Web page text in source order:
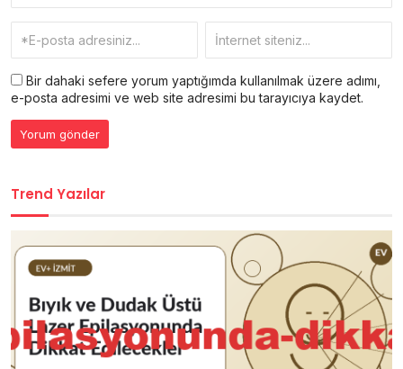
Bir dahaki sefere yorum yaptığımda kullanılmak üzere adımı,
e-posta adresimi ve web site adresimi bu tarayıcıya kaydet.
Trend Yazılar